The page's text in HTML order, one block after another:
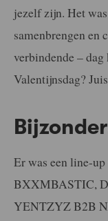
jezelf zijn. Het
samenbrengen en
verbindende – dag
Valentijnsdag?
Er was een line-up
BXXMBASTIC,
YENTZYZ B2B